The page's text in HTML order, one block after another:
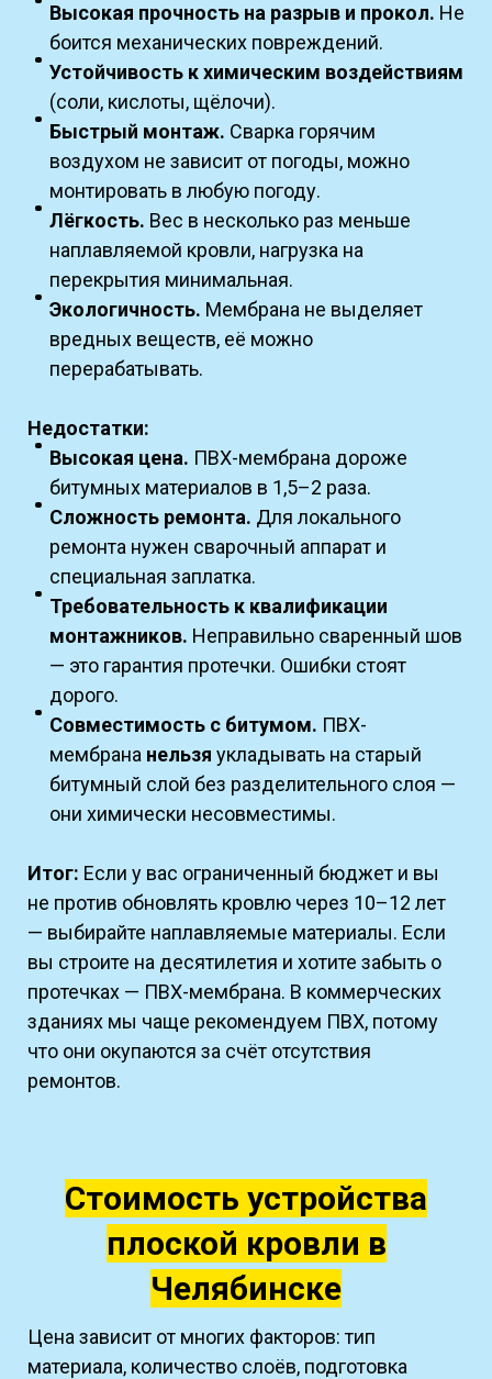
Высокая прочность на разрыв и прокол. Не
боится механических повреждений.
Устойчивость к химическим воздействиям
(соли, кислоты, щёлочи).
Быстрый монтаж. Сварка горячим
воздухом не зависит от погоды, можно
монтировать в любую погоду.
Лёгкость. Вес в несколько раз меньше
наплавляемой кровли, нагрузка на
перекрытия минимальная.
Экологичность. Мембрана не выделяет
вредных веществ, её можно
перерабатывать.
Недостатки:
Высокая цена. ПВХ-мембрана дороже
битумных материалов в 1,5–2 раза.
Сложность ремонта. Для локального
ремонта нужен сварочный аппарат и
специальная заплатка.
Требовательность к квалификации
монтажников. Неправильно сваренный шов
— это гарантия протечки. Ошибки стоят
дорого.
Совместимость с битумом. ПВХ-
мембрана нельзя укладывать на старый
битумный слой без разделительного слоя —
они химически несовместимы.
Итог: Если у вас ограниченный бюджет и вы
не против обновлять кровлю через 10–12 лет
— выбирайте наплавляемые материалы. Если
вы строите на десятилетия и хотите забыть о
протечках — ПВХ-мембрана. В коммерческих
зданиях мы чаще рекомендуем ПВХ, потому
что они окупаются за счёт отсутствия
ремонтов.
Стоимость устройства
плоской кровли в
Челябинске
Цена зависит от многих факторов: тип
материала, количество слоёв, подготовка